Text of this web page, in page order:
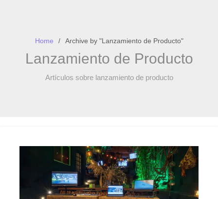
Home Archive by "Lanzamiento de Producto"
Lanzamiento de Producto
Artículos sobre lanzamiento de producto